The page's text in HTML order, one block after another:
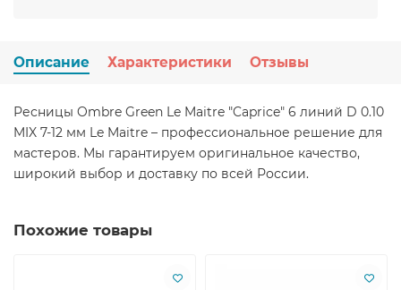
Описание Характеристики Отзывы
Ресницы Ombre Green Le Maitre "Caprice" 6 линий D 0.10
MIX 7-12 мм Le Maitre – профессиональное решение для
мастеров. Мы гарантируем оригинальное качество,
широкий выбор и доставку по всей России.
Похожие товары